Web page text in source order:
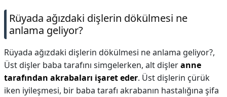
Rüyada ağızdaki dişlerin dökülmesi ne
anlama geliyor?
Rüyada ağızdaki dişlerin dökülmesi ne anlama geliyor?,
Üst dişler baba tarafını simgelerken, alt dişleranne
tarafından akrabaları işaret eder. Üst dişlerin çürük
iken iyileşmesi, bir baba tarafı akrabanın hastalığına şifa